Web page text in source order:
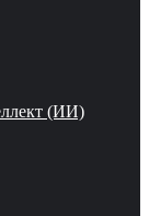
(ИИ)